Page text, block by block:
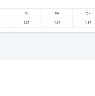
1k 10k 50k
1.21 1.27 1.37